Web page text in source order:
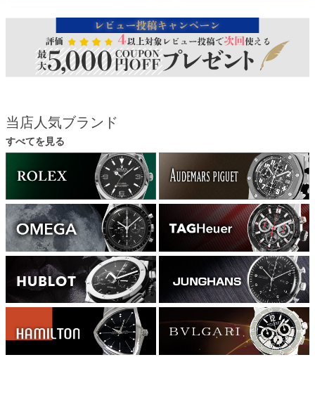
当店人気ブランド
すべてを見る